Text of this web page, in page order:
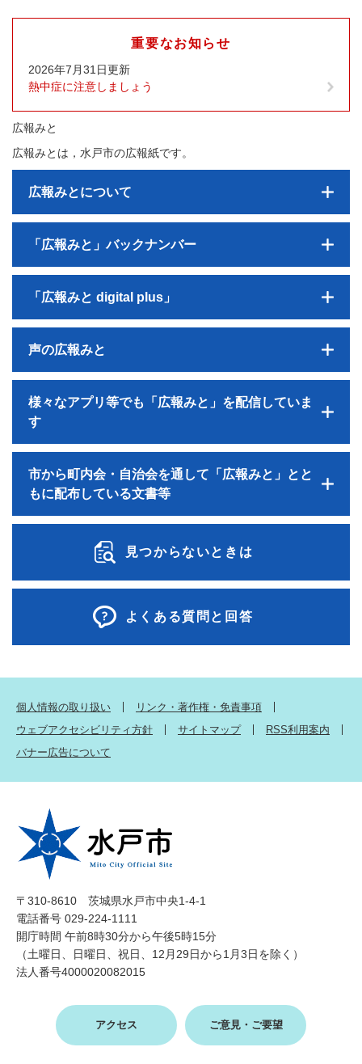
重要なお知らせ
2026年7月31日更新
熱中症に注意しましょう
広報みと
広報みとは，水戸市の広報紙です。
広報みとについて
「広報みと」バックナンバー
「広報みと digital plus」
声の広報みと
様々なアプリ等でも「広報みと」を配信していま
す
市から町内会・自治会を通して「広報みと」とと
もに配布している文書等
見つからないときは
よくある質問と回答
個人情報の取り扱い
リンク・著作権・免責事項
ウェブアクセシビリティ方針
サイトマップ
RSS利用案内
バナー広告について
〒310-8610 茨城県水戸市中央1-4-1
電話番号 029-224-1111
開庁時間 午前8時30分から午後5時15分
（土曜日、日曜日、祝日、12月29日から1月3日を除く）
法人番号4000020082015
アクセス ご意見・ご要望